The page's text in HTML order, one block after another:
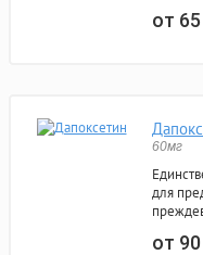
от
60мг
для
от